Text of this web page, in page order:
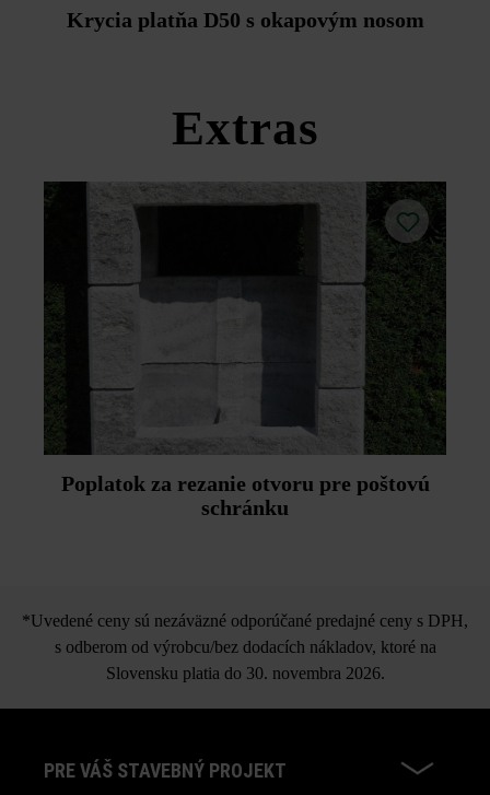
Duoprotect DP30 (paralelná dodávka je možná za
príplatok).
Krycia platňa D50 s okapovým nosom
Extras
Poplatok za rezanie otvoru pre poštovú
schránku
*Uvedené ceny sú nezáväzné odporúčané predajné ceny s DPH,
s odberom od výrobcu/bez dodacích nákladov, ktoré na
Slovensku platia do 30. novembra 2026.
PRE VÁŠ STAVEBNÝ PROJEKT